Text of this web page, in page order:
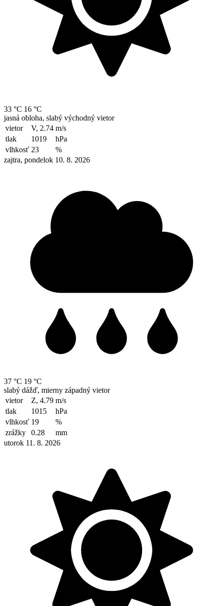
33 °C 16 °C
jasná obloha, slabý východný vietor
vietor
V, 2.74 m/s
tlak
1019
hPa
vlhkosť 23
%
zajtra, pondelok 10. 8. 2026
37 °C 19 °C
slabý dážď, mierny západný vietor
vietor
Z, 4.79 m/s
tlak
1015
hPa
vlhkosť 19
%
zrážky
0.28
mm
utorok 11. 8. 2026